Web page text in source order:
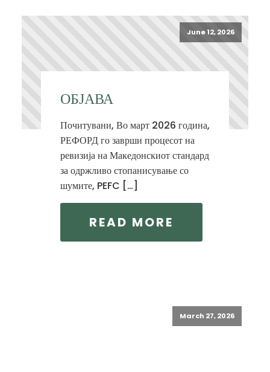
June 12, 2026
ОБЈАВА
Почитувани, Во март 2026 година,
РЕФОРД го заврши процесот на
ревизија на Македонскиот стандард
за одржливо стопанисување со
шумите, PEFC […]
READ MORE
March 27, 2026